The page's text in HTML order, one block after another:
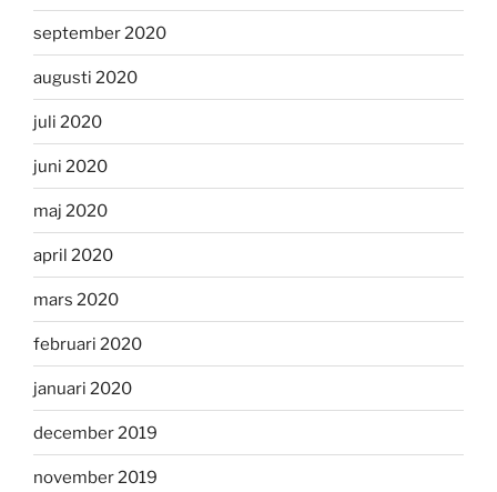
september 2020
augusti 2020
juli 2020
juni 2020
maj 2020
april 2020
mars 2020
februari 2020
januari 2020
december 2019
november 2019